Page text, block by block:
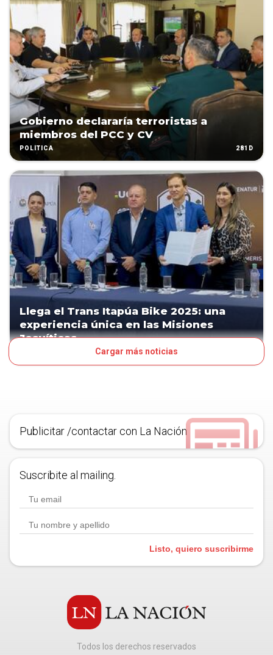
Gobierno declararía terroristas a
miembros del PCC y CV
POLÍTICA 281D
Llega el Trans Itapúa Bike 2025: una
experiencia única en las Misiones
Jesuíticas
PATROCINADOCargar más noticias
Publicitar /contactar con La Nación
Suscribite al mailing.
Listo, quiero suscribirme
Todos los derechos reservados